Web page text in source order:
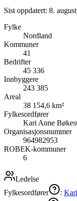
Sist oppdatert: 8.
Fylke
Nordland
Kommuner
41
Bedrifter
45 336
Innbyggere
243 385
Areal
38 154,6 km²
Fylkesordfører
Kari Anne
Organisasjonsnummer
964982953
ROBEK-kommuner
6
Ledelse
Fylkesordfører
: